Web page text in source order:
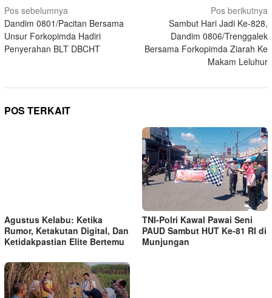
Navigasi
pos
Pos sebelumnya
Dandim 0801/Pacitan Bersama
Unsur Forkopimda Hadiri
Penyerahan BLT DBCHT
Pos berikutnya
Sambut Hari Jadi Ke-828,
Dandim 0806/Trenggalek
Bersama Forkopimda Ziarah Ke
Makam Leluhur
POS TERKAIT
Agustus Kelabu: Ketika
Rumor, Ketakutan Digital, Dan
Ketidakpastian Elite Bertemu
TNI-Polri Kawal Pawai Seni
PAUD Sambut HUT Ke-81 RI di
Munjungan